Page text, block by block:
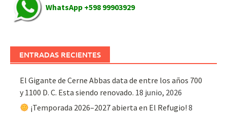
WhatsApp +598 99903929
ENTRADAS RECIENTES
El Gigante de Cerne Abbas data de entre los años 700
y 1100 D. C. Esta siendo renovado. 18 junio, 2026
¡Temporada 2026–2027 abierta en El Refugio! 8